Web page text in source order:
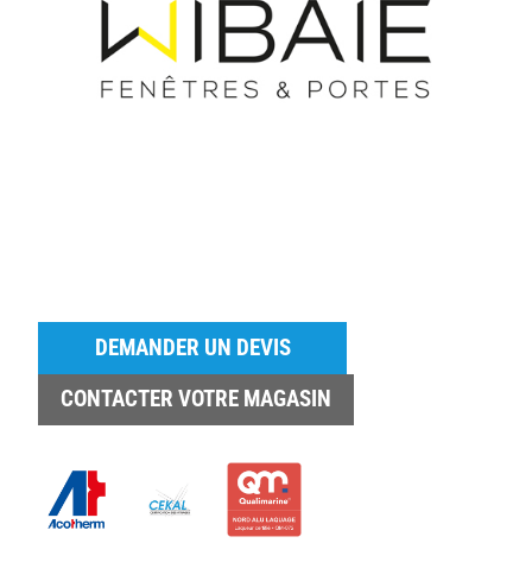
DEMANDER UN DEVIS
CONTACTER VOTRE MAGASIN